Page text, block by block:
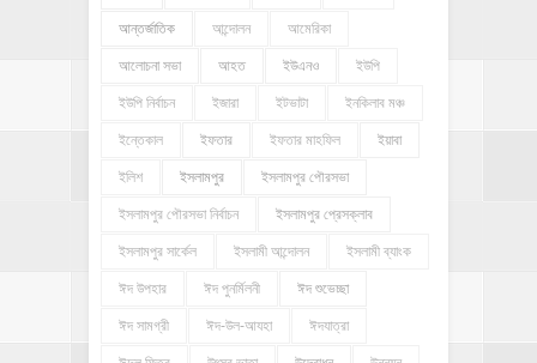
আন্তর্জাতিক আন্দোলন আমেরিকা
আলোচনা সভা আহত ইউএনও ইউপি
ইউপি নির্বাচন ইজারা ইটভাটা ইনকিলাব মঞ্চ
ইন্তেকাল ইফতার ইফতার মাহফিল ইয়াবা
ইলিশ ইসলামপুর ইসলামপুর পৌরসভা
ইসলামপুর পৌরসভা নির্বাচন ইসলামপুর প্রেসক্লাব
ইসলামপুর সার্কেল ইসলামী আন্দোলন ইসলামী ব্যাংক
ঈদ উপহার ঈদ পুনর্মিলনী ঈদ শুভেচ্ছা
ঈদ সামগ্রী ঈদ-উল-আযহা ঈদযাত্রা